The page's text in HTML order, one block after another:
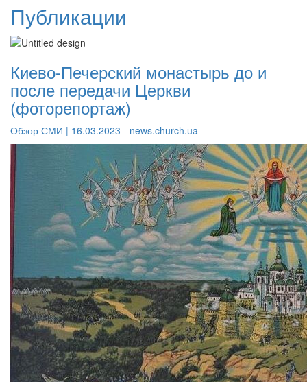
Публикации
Киево-Печерский монастырь до и
после передачи Церкви
(фоторепортаж)
Обзор СМИ | 16.03.2023 - news.church.ua